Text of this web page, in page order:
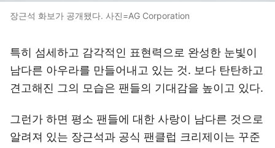
장근석 화보가 공개됐다. 사진=AG Corporation
특히 섬세하고 감각적인 표현력으로 완성한 눈빛이
남다른 아우라를 만들어내고 있는 것. 보다 탄탄하고
견고해진 그의 모습은 팬들의 기대감을 높이고 있다.
그런가 하면 평소 팬들에 대한 사랑이 남다른 것으로
알려져 있는 장근석과 공식 팬클럽 크리제이는 꾸준